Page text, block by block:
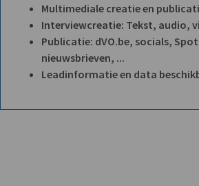
Multimediale creatie en
Interviewcreatie: Tekst, audio,
Publicatie: dVO.be, socials,
nieuwsbrieven, ...
Leadinformatie en data